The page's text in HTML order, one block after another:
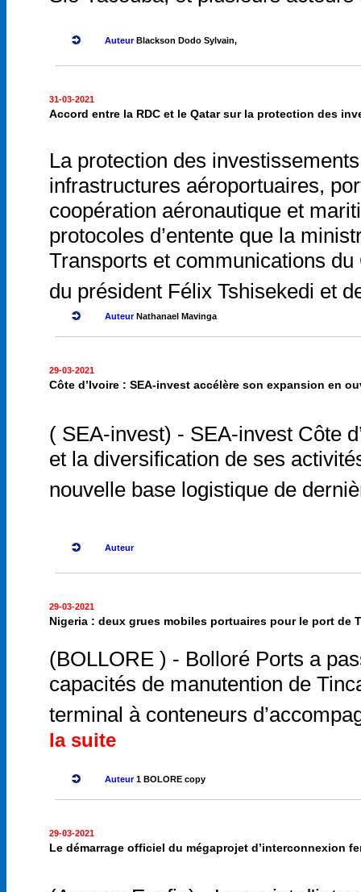
AuteurBlackson Dodo Sylvain,
31-03-2021
Accord entre la RDC et le Qatar sur la protection des
La protection des
infrastructures aéroportuaires,
coopération aéronautique et
protocoles d’entente que la
Transports et communications
du président Félix Tshisekedi et
AuteurNathanael Mavinga
29-03-2021
Côte d’Ivoire : SEA-invest accélère son expansion en
( SEA-invest) - SEA-invest Côte
et la diversification de ses
nouvelle base logistique de
Auteur
29-03-2021
Nigeria : deux grues mobiles portuaires pour le port de
(BOLLORE ) - Bolloré Ports a
capacités de manutention de
terminal à conteneurs
la suite
Auteur1 BOLORE copy
29-03-2021
Le démarrage officiel du mégaprojet d’interconnexion